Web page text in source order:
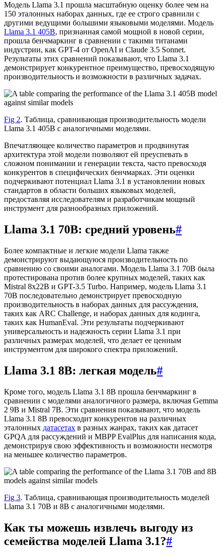
Модель Llama 3.1 прошла масштабную оценку более чем на
150 эталонных наборах данных, где ее строго сравнили с
другими ведущими большими языковыми моделями. Модель
Llama 3.1 405B, признанная самой мощной в новой серии,
прошла бенчмаркинг в сравнении с такими титанами
индустрии, как GPT-4 от OpenAI и Claude 3.5 Sonnet.
Результаты этих сравнений показывают, что Llama 3.1
демонстрирует конкурентное преимущество, превосходящую
производительность и возможности в различных задачах.
Fig 2. Таблица, сравнивающая производительность модели
Llama 3.1 405B с аналогичными моделями.
Впечатляющее количество параметров и продвинутая
архитектура этой модели позволяют ей преуспевать в
сложном понимании и генерации текста, часто превосходя
конкурентов в специфических бенчмарках. Эти оценки
подчеркивают потенциал Llama 3.1 в установлении новых
стандартов в области больших языковых моделей,
предоставляя исследователям и разработчикам мощный
инструмент для разнообразных приложений.
Llama 3.1 70B: средний уровень#
Более компактные и легкие модели Llama также
демонстрируют выдающуюся производительность по
сравнению со своими аналогами. Модель Llama 3.1 70B была
протестирована против более крупных моделей, таких как
Mistral 8x22B и GPT-3.5 Turbo. Например, модель Llama 3.1
70B последовательно демонстрирует превосходную
производительность в наборах данных для рассуждения,
таких как ARC Challenge, и наборах данных для кодинга,
таких как HumanEval. Эти результаты подчеркивают
универсальность и надежность серии Llama 3.1 при
различных размерах моделей, что делает ее ценным
инструментом для широкого спектра приложений.
Llama 3.1 8B: легкая модель#
Кроме того, модель Llama 3.1 8B прошла бенчмаркинг в
сравнении с моделями аналогичного размера, включая Gemma
2 9B и Mistral 7B. Эти сравнения показывают, что модель
Llama 3.1 8B превосходит конкурентов на различных
эталонных датасетах в разных жанрах, таких как датасет
GPQA для рассуждений и MBPP EvalPlus для написания кода,
демонстрируя свою эффективность и возможности несмотря
на меньшее количество параметров.
Fig 3. Таблица, сравнивающая производительность моделей
Llama 3.1 70B и 8B с аналогичными моделями.
Как ты можешь извлечь выгоду из
семейства моделей Llama 3.1?#